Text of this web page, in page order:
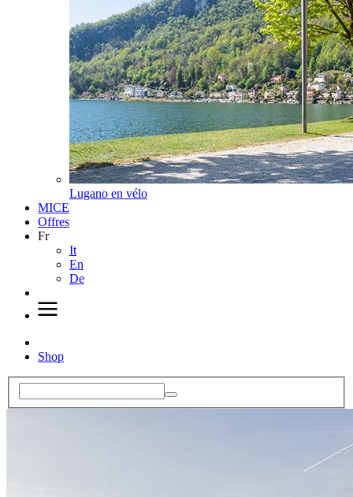
Lugano en vélo
MICE
Offres
Fr
It
En
De
Shop